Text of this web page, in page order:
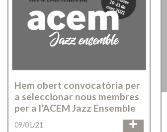
Hem obert convocatòria per
a seleccionar nous membres
per a l’ACEM Jazz Ensemble
09/01/21